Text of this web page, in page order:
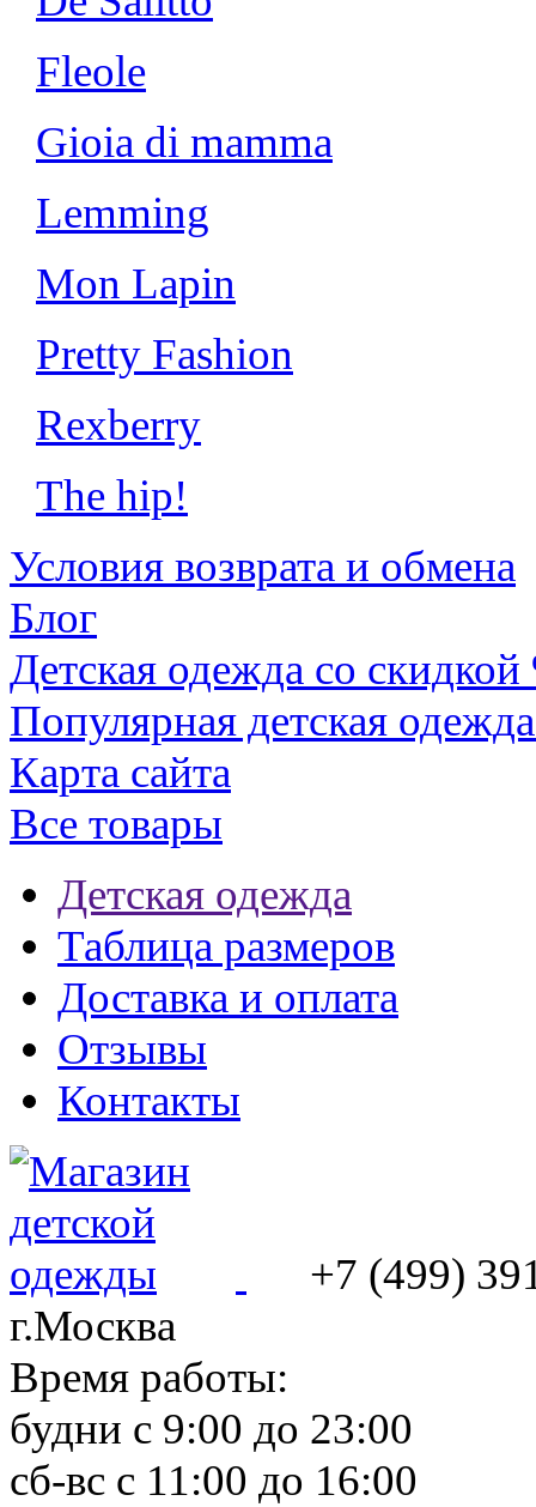
Fleole
Gioia di mamma
Lemming
Mon Lapin
Pretty Fashion
Rexberry
The hip!
Условия возврата и обмена
Блог
Детская одежда со скидкой
Популярная детская
Карта сайта
Все товары
Детская одежда
Таблица размеров
Доставка и оплата
Отзывы
Контакты
+7 (499)
г.Москва
Время работы:
будни с 9:00 до 23:00
сб-вс с 11:00 до 16:00